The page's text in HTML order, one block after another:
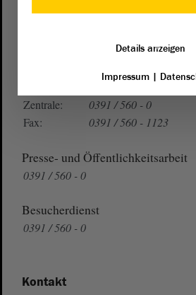
Auf Google Maps
Telefon und Fax
Zentrale:
0391 / 560 - 0
Fax:
0391 / 560 - 1123
Presse- und Öffentlichkeitsarbeit
0391 / 560 - 0
Besucherdienst
0391 / 560 - 0
Kontakt
Details anzeigen
Impressum|